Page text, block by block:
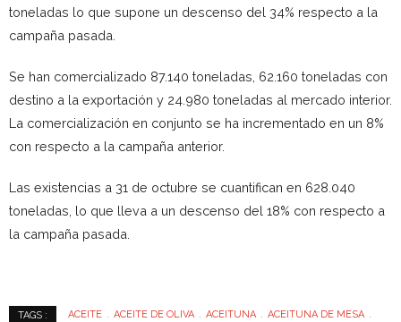
toneladas lo que supone un descenso del 34% respecto a la
campaña pasada.
Se han comercializado 87.140 toneladas, 62.160 toneladas con
destino a la exportación y 24.980 toneladas al mercado interior.
La comercialización en conjunto se ha incrementado en un 8%
con respecto a la campaña anterior.
Las existencias a 31 de octubre se cuantifican en 628.040
toneladas, lo que lleva a un descenso del 18% con respecto a
la campaña pasada.
TAGS : ACEITE ACEITE DE OLIVA ACEITUNA
ACEITUNA DE MESA